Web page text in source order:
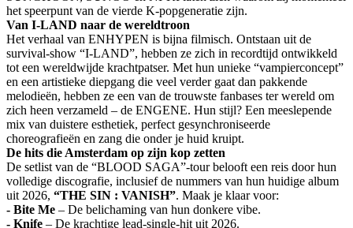
het speerpunt van de vierde K-popgeneratie zijn.
Van I-LAND naar de wereldtroon
Het verhaal van ENHYPEN is bijna filmisch. Ontstaan uit de
survival-show “I-LAND”, hebben ze zich in recordtijd ontwikkeld
tot een wereldwijde krachtpatser. Met hun unieke “vampierconcept”
en een artistieke diepgang die veel verder gaat dan pakkende
melodieën, hebben ze een van de trouwste fanbases ter wereld om
zich heen verzameld – de ENGENE. Hun stijl? Een meeslepende
mix van duistere esthetiek, perfect gesynchroniseerde
choreografieën en zang die onder je huid kruipt.
De hits die Amsterdam op zijn kop zetten
De setlist van de “BLOOD SAGA”-tour belooft een reis door hun
volledige discografie, inclusief de nummers van hun huidige album
uit 2026, “THE SIN : VANISH”. Maak je klaar voor:
- Bite Me – De belichaming van hun donkere vibe.
- Knife – De krachtige lead-single-hit uit 2026.